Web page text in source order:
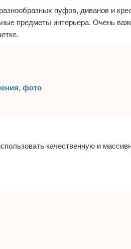
пуфов, диванов и
предметы интерьера. Очень
фото
качественную и